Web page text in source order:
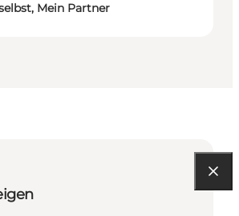
Mein Partner